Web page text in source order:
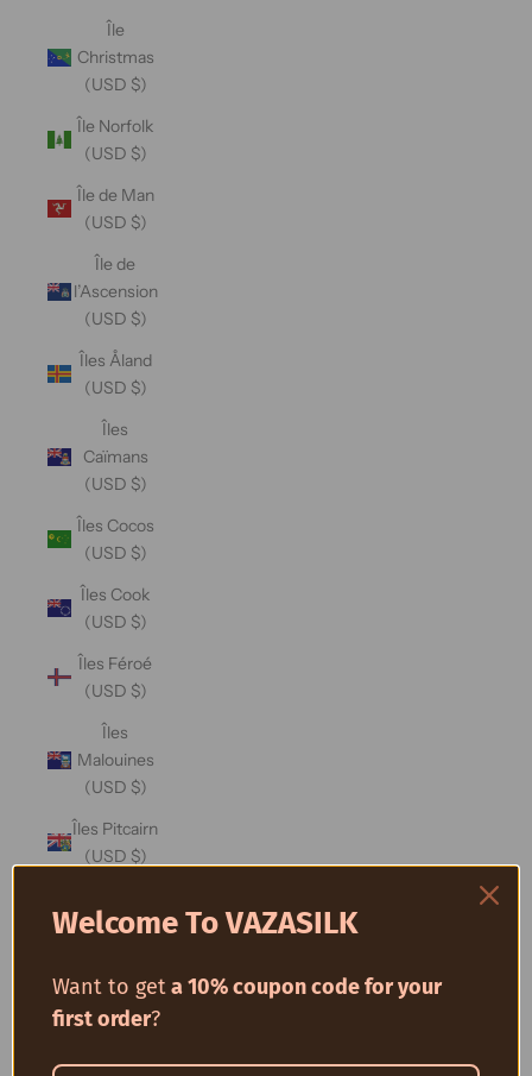
Île
Christmas
(USD $)
Île Norfolk
(USD $)
Île de Man
(USD $)
Île de
l’Ascension
(USD $)
Îles Åland
(USD $)
Îles
Caïmans
(USD $)
Îles Cocos
(USD $)
Îles Cook
(USD $)
Îles Féroé
(USD $)
Îles
Malouines
(USD $)
Îles Pitcairn
(USD $)
Salomon
Îles
Turques-
Welcome To VAZASILK
Want to geta 10% coupon code for your
first order?